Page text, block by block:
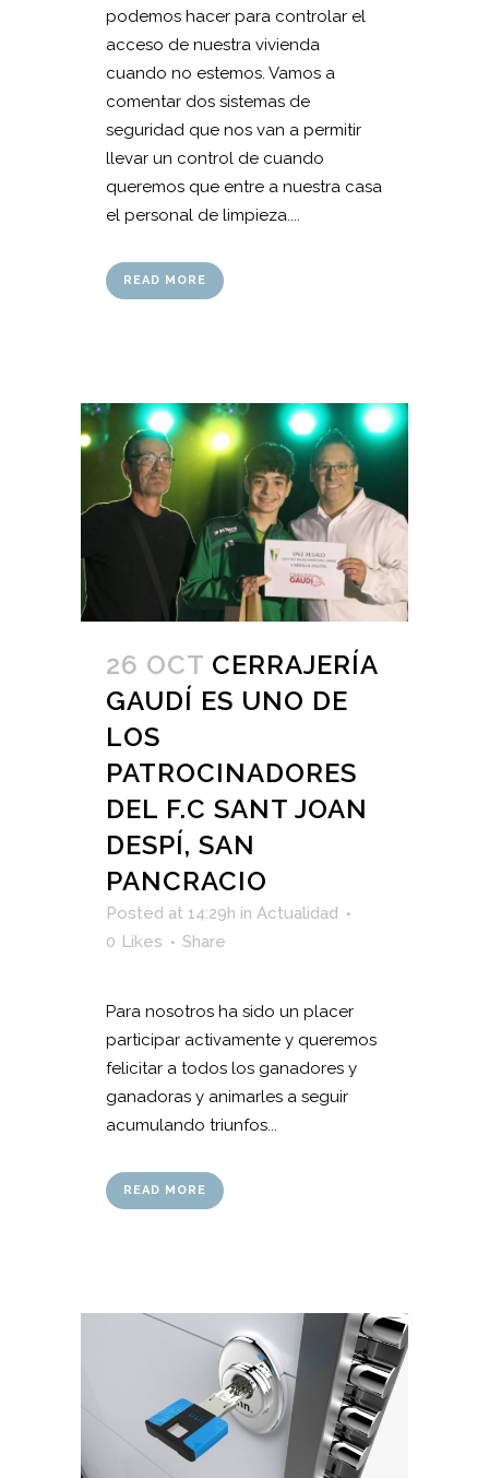
podemos hacer para controlar el
acceso de nuestra vivienda
cuando no estemos. Vamos a
comentar dos sistemas de
seguridad que nos van a permitir
llevar un control de cuando
queremos que entre a nuestra casa
el personal de limpieza....
READ MORE
26 OCT CERRAJERÍA
GAUDÍ ES UNO DE
LOS
PATROCINADORES
DEL F.C SANT JOAN
DESPÍ, SAN
PANCRACIO
Posted at 14:29h in Actualidad
0 Likes Share
Para nosotros ha sido un placer
participar activamente y queremos
felicitar a todos los ganadores y
ganadoras y animarles a seguir
acumulando triunfos...
READ MORE